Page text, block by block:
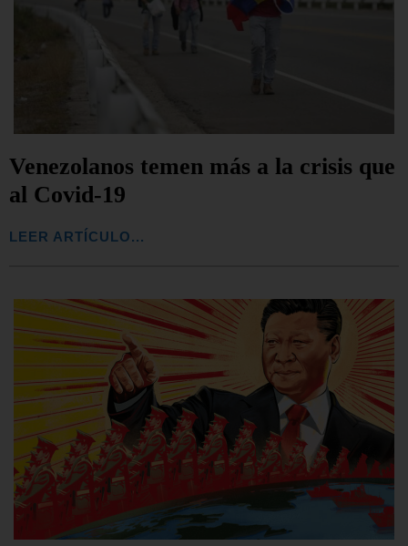
Venezolanos temen más a la crisis que
al Covid-19
LEER ARTÍCULO...